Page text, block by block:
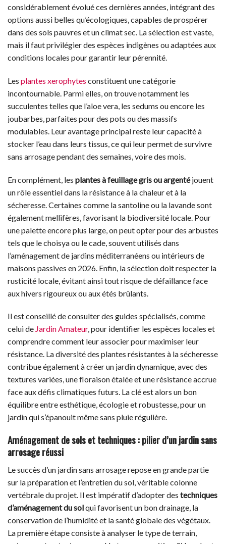
considérablement évolué ces dernières années, intégrant des
options aussi belles qu’écologiques, capables de prospérer
dans des sols pauvres et un climat sec. La sélection est vaste,
mais il faut privilégier des espèces indigènes ou adaptées aux
conditions locales pour garantir leur pérennité.
Les plantes xerophytes constituent une catégorie
incontournable. Parmi elles, on trouve notamment les
succulentes telles que l’aloe vera, les sedums ou encore les
joubarbes, parfaites pour des pots ou des massifs
modulables. Leur avantage principal reste leur capacité à
stocker l’eau dans leurs tissus, ce qui leur permet de survivre
sans arrosage pendant des semaines, voire des mois.
En complément, les plantes à feuillage gris ou argentéjouent
un rôle essentiel dans la résistance à la chaleur et à la
sécheresse. Certaines comme la santoline ou la lavande sont
également mellifères, favorisant la biodiversité locale. Pour
une palette encore plus large, on peut opter pour des arbustes
tels que le choisya ou le cade, souvent utilisés dans
l’aménagement de jardins méditerranéens ou intérieurs de
maisons passives en 2026. Enfin, la sélection doit respecter la
rusticité locale, évitant ainsi tout risque de défaillance face
aux hivers rigoureux ou aux étés brûlants.
Il est conseillé de consulter des guides spécialisés, comme
celui de Jardin Amateur, pour identifier les espèces locales et
comprendre comment leur associer pour maximiser leur
résistance. La diversité des plantes résistantes à la sécheresse
contribue également à créer un jardin dynamique, avec des
textures variées, une floraison étalée et une résistance accrue
face aux défis climatiques futurs. La clé est alors un bon
équilibre entre esthétique, écologie et robustesse, pour un
jardin qui s’épanouit même sans pluie régulière.
Aménagement de sols et techniques : pilier d’un jardin sans
arrosage réussi
Le succès d’un jardin sans arrosage repose en grande partie
sur la préparation et l’entretien du sol, véritable colonne
vertébrale du projet. Il est impératif d’adopter des techniques
d’aménagement du solqui favorisent un bon drainage, la
conservation de l’humidité et la santé globale des végétaux.
La première étape consiste à analyser le type de terrain,